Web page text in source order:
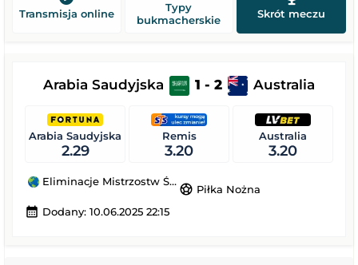
Transmisja online
Typy
bukmacherskie
Skrót meczu
Arabia Saudyjska 1 - 2 Australia
Arabia Saudyjska
2.29
Remis
3.20
Australia
3.20
Eliminacje Mistrzostw Świata
sports_soccer Piłka Nożna
calendar_month Dodany: 10.06.2025 22:15